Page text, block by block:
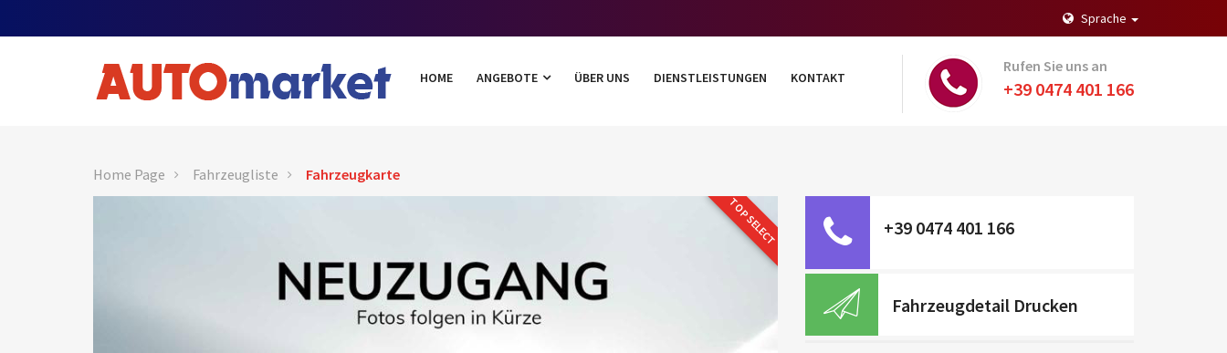
Sprache
HOME ANGEBOTE ÜBER UNS DIENSTLEISTUNGEN KONTAKT
Rufen Sie uns an
+39 0474 401 166
Home Page Fahrzeugliste Fahrzeugkarte
TOP SELECT +39 0474 401 166
Fahrzeugdetail Drucken